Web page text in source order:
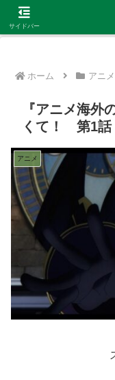
G-4Y8348WE8B
ホーム アニメ
『アニメ海外
くて！ 第1話
アニメ
サイドバー